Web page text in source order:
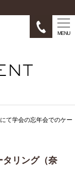
MENU
て学会の忘年会でのケー
タリング（奈